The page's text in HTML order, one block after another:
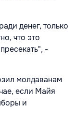
денег, только
что это
-
молдаванам
если Майя
и